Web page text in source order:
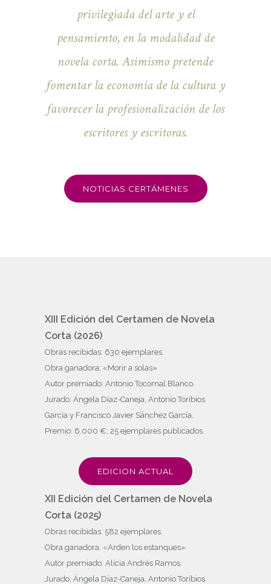
privilegiada del arte y el
pensamiento, en la modalidad de
novela corta. Asimismo pretende
fomentar la economía de la cultura y
favorecer la profesionalización de los
escritores y escritoras.
NOTICIAS CERTÁMENES
XIII Edición del Certamen de Novela
Corta (2026)
Obras recibidas: 630 ejemplares.
Obra ganadora: «Morir a solas»
Autor premiado: Antonio Tocornal Blanco.
Jurado: Ángela Díaz-Caneja, Antonio Toribios
García y Francisco Javier Sánchez García.
Premio: 6.000 €; 25 ejemplares publicados.
EDICION ACTUAL
XII Edición del Certamen de Novela
Corta (2025)
Obras recibidas: 582 ejemplares.
Obra ganadora: «Arden los estanques»
Autor premiado: Alicia Andrés Ramos.
Jurado: Ángela Díaz-Caneja, Antonio Toribios